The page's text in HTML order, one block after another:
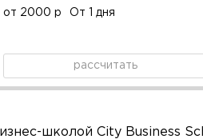
от 2000 р От 1 дня
рассчитать
школой City Business